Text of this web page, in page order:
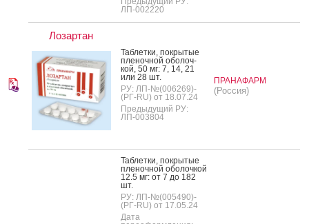
ЛП-002220
Лозартан
Таб­летки, пок­ры­тые
пле­ноч­ной обо­лоч­
кой, 50 мг: 7, 14, 21
или 28 шт.
РУ: ЛП-№(006269)-
(РГ-RU) от 18.07.24
Предыдущий РУ:
ЛП-003804
ПРАНАФАРМ
(Россия)
Таб­летки, пок­ры­тые
пле­ноч­ной обо­лоч­кой
12.5 мг: от 7 до 182
шт.
РУ: ЛП-№(005490)-
(РГ-RU) от 17.05.24
Дата